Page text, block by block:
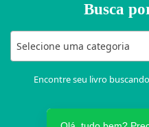
Busca
Selecione uma categoria
Encontre seu livro